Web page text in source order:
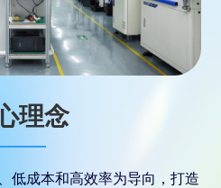
理念
低成本和高效率为导向，打造